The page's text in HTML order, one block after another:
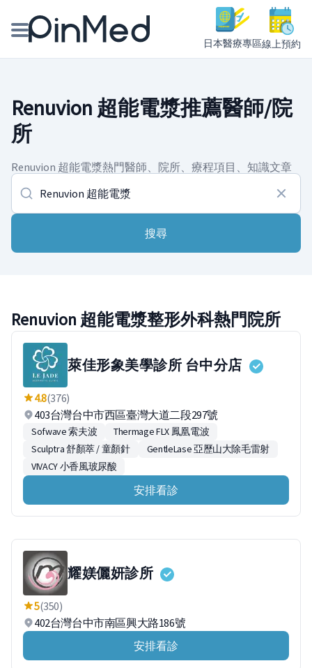
日本醫療專區線上預約
醫師專欄專訪
健康主題館
我是醫療人員
Renuvion 超能電漿推薦醫師/院
所
Renuvion 超能電漿熱門醫師、院所、療程項目、知識文章
搜尋
Renuvion 超能電漿整形外科熱門院所
萊佳形象美學診所 台中分店
4.8(376)
403台灣台中市西區臺灣大道二段297號
Sofwave 索夫波
Thermage FLX 鳳凰電波
Sculptra 舒顏萃 / 童顏針
GentleLase 亞歷山大除毛雷射
VIVACY 小香風玻尿酸
安排看診
耀媄儷妍診所
5(350)
402台灣台中市南區興大路186號
安排看診